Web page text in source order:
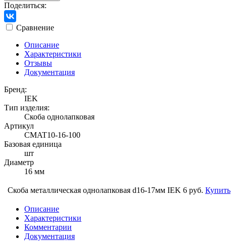
Поделиться:
Сравнение
Описание
Характеристики
Отзывы
Документация
Бренд:
IEK
Тип изделия:
Скоба однолапковая
Артикул
CMAT10-16-100
Базовая единица
шт
Диаметр
16 мм
Скоба металлическая однолапковая d16-17мм IEK 6 руб. Купить
Описание
Характеристики
Комментарии
Документация